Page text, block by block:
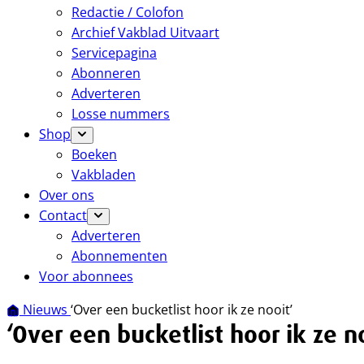
Redactie / Colofon
Archief Vakblad Uitvaart
Servicepagina
Abonneren
Adverteren
Losse nummers
Shop
Boeken
Vakbladen
Over ons
Contact
Adverteren
Abonnementen
Voor abonnees
Nieuws ‘Over een bucketlist hoor ik ze nooit’
‘Over een bucketlist hoor ik ze